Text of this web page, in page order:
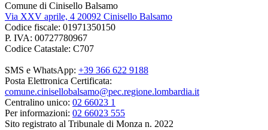
Comune di Cinisello Balsamo
Via XXV aprile, 4 20092 Cinisello Balsamo
Codice fiscale: 01971350150
P. IVA: 00727780967
Codice Catastale: C707
SMS e WhatsApp: +39 366 622 9188
Posta Elettronica Certificata:
comune.cinisellobalsamo@pec.regione.lombardia.it
Centralino unico: 02 66023 1
Per informazioni: 02 66023 555
Sito registrato al Tribunale di Monza n. 2022